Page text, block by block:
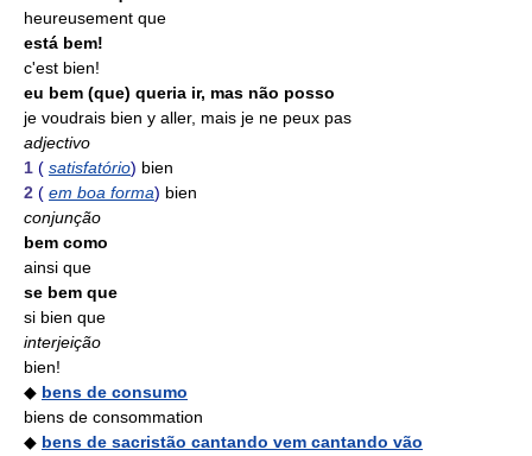
heureusement que
está bem!
c'est bien!
eu bem (que) queria ir, mas não posso
je voudrais bien y aller, mais je ne peux pas
adjectivo
1 ( satisfatório) bien
2 ( em boa forma) bien
conjunção
bem como
ainsi que
se bem que
si bien que
interjeição
bien!
◆ bens de consumo
biens de consommation
◆ bens de sacristão cantando vem cantando vão